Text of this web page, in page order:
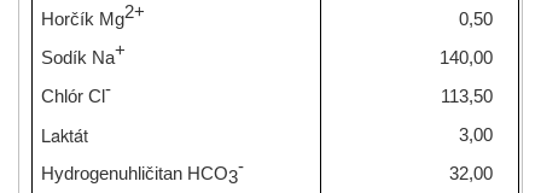
Horčík Mg2+
0,50
Sodík Na+
140,00
Chlór Cl- 113,50
Laktát
3,00
Hydrogenuhličitan HCO3
-
32,00